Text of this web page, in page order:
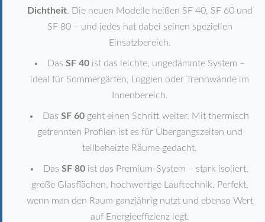
Dichtheit. Die neuen Modelle heißen SF 40, SF 60 und
SF 80 – und jedes hat dabei seinen speziellen
Einsatzbereich.
Das SF 40ist das leichte, ungedämmte System –
ideal für Sommergärten, Loggien oder Trennwände im
Innenbereich.
Das SF 60 geht einen Schritt weiter. Mit thermisch
getrennten Profilen ist es für Übergangszeiten und
teilbeheizte Räume gedacht.
Das SF 80 ist das Premium-System – stark isoliert,
große Glasflächen, hochwertige Lauftechnik. Perfekt,
wenn man den Raum ganzjährig nutzt und ebenso Wert
auf Energieeffizienz legt.